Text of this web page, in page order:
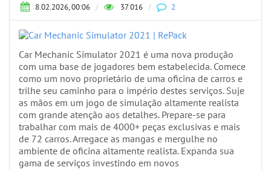
8.02.2026, 00:06 / 37 016 / 2
Car Mechanic Simulator 2021 é uma nova produção
com uma base de jogadores bem estabelecida. Comece
como um novo proprietário de uma oficina de carros e
trilhe seu caminho para o império destes serviços. Suje
as mãos em um jogo de simulação altamente realista
com grande atenção aos detalhes. Prepare-se para
trabalhar com mais de 4000+ peças exclusivas e mais
de 72 carros. Arregace as mangas e mergulhe no
ambiente de oficina altamente realista. Expanda sua
gama de serviços investindo em novos